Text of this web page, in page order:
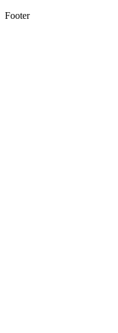
Footer